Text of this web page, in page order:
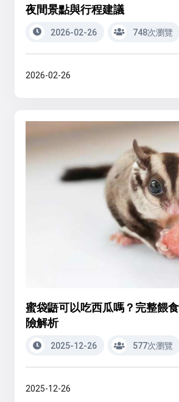
夜間景點與行程建議
2026-02-26 748次瀏覽
2026-02-26
蜜袋鼯可以吃西瓜嗎？完整餵
險解析
2025-12-26 577次瀏覽
2025-12-26